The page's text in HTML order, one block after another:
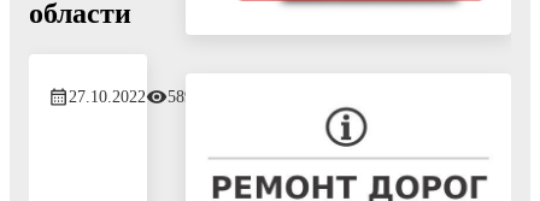
области
27.10.2022 589